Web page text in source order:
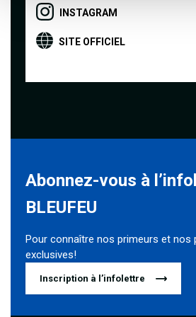
INSTAGRAM
SITE OFFICIEL
Abonnez-vous à
BLEUFEU
Pour connaître nos primeurs et nos
exclusives!
Inscription à l’infolettre